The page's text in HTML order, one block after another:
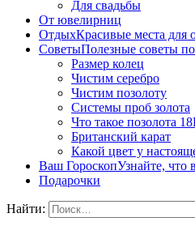
Для свадьбы
От ювелирниц
ОтдыхКрасивые места для
СоветыПолезные советы
Размер колец
Чистим серебро
Чистим позолоту
Системы проб золота
Что такое позолота
Британский карат
Какой цвет у
Ваш ГороскопУзнайте, что
Подарочки
Найти: